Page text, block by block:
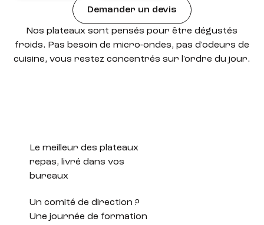
Demander un devis
Nos plateaux sont pensés pour être dégustés
froids. Pas besoin de micro-ondes, pas d'odeurs de
cuisine, vous restez concentrés sur l'ordre du jour.
Le meilleur des plateaux
repas, livré dans vos
bureaux
Un comité de direction ?
Une journée de formation